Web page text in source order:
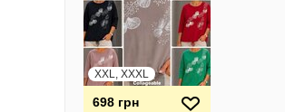
XXL, XXXL
698 грн